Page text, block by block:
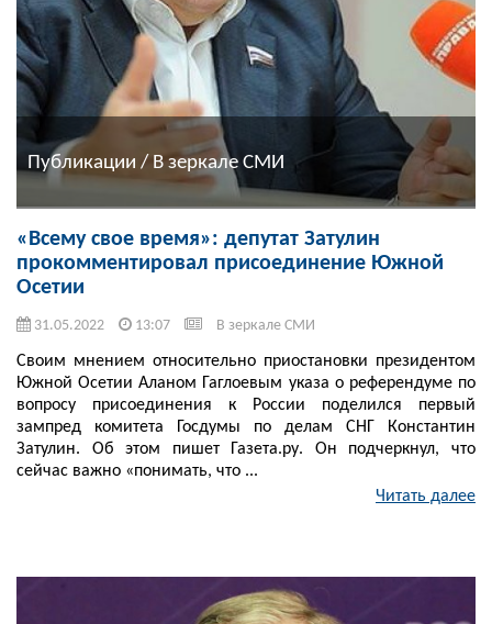
Публикации / В зеркале СМИ
«Всему свое время»: депутат Затулин
прокомментировал присоединение Южной
Осетии
31.05.2022 13:07 В зеркале СМИ
Своим мнением относительно приостановки президентом
Южной Осетии Аланом Гаглоевым указа о референдуме по
вопросу присоединения к России поделился первый
зампред комитета Госдумы по делам СНГ Константин
Затулин. Об этом пишет Газета.ру. Он подчеркнул, что
сейчас важно «понимать, что ...
Читать далее